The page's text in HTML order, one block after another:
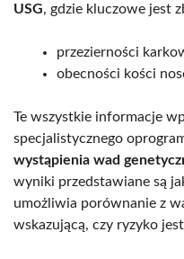
USG, gdzie kluczowe jest
przezierności
obecności kości
Te wszystkie informacje
specjalistycznego
wystąpienia wad
wyniki przedstawiane są
umożliwia porównanie z
wskazującą, czy ryzyko